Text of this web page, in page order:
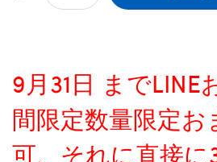
9月31日 までLINE
間限定数量限定お
可、それに直接に